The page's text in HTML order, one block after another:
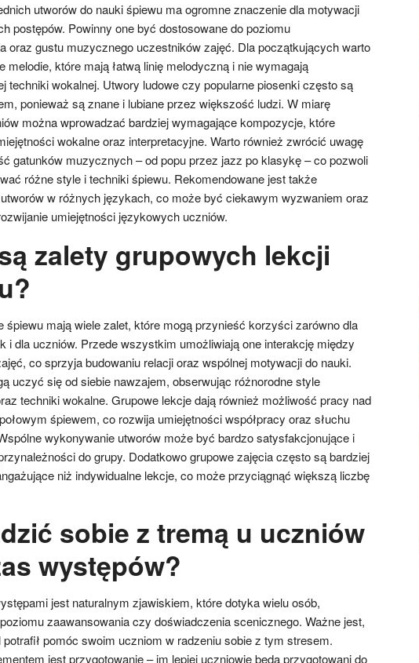
utworów do nauki śpiewu ma ogromne znaczenie dla motywacji
postępów. Powinny one być dostosowane do poziomu
oraz gustu muzycznego uczestników zajęć. Dla początkujących warto
melodie, które mają łatwą linię melodyczną i nie wymagają
techniki wokalnej. Utwory ludowe czy popularne piosenki często są
ponieważ są znane i lubiane przez większość ludzi. W miarę
można wprowadzać bardziej wymagające kompozycje, które
wokalne oraz interpretacyjne. Warto również zwrócić uwagę
gatunków muzycznych – od popu przez jazz po klasykę – co pozwoli
różne style i techniki śpiewu. Rekomendowane jest także
w różnych językach, co może być ciekawym wyzwaniem oraz
umiejętności językowych uczniów.
zalety grupowych lekcji
śpiewu mają wiele zalet, które mogą przynieść korzyści zarówno dla
i dla uczniów. Przede wszystkim umożliwiają one interakcję między
co sprzyja budowaniu relacji oraz wspólnej motywacji do nauki.
uczyć się od siebie nawzajem, obserwując różnorodne style
techniki wokalne. Grupowe lekcje dają również możliwość pracy nad
śpiewem, co rozwija umiejętności współpracy oraz słuchu
wykonywanie utworów może być bardzo satysfakcjonujące i
do grupy. Dodatkowo grupowe zajęcia często są bardziej
niż indywidualne lekcje, co może przyciągnąć większą liczbę
sobie z tremą u uczniów
występów?
jest naturalnym zjawiskiem, które dotyka wielu osób,
zaawansowania czy doświadczenia scenicznego. Ważne jest,
pomóc swoim uczniom w radzeniu sobie z tym stresem.
jest przygotowanie – im lepiej uczniowie będą przygotowani do